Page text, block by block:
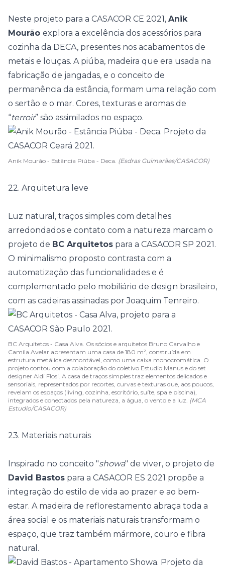
Neste projeto para a CASACOR CE 2021, Anik
Mourão explora a excelência dos acessórios para
cozinha da DECA, presentes nos acabamentos de
metais e louças. A piúba, madeira que era usada na
fabricação de jangadas, e o conceito de
permanência da estância, formam uma relação com
o sertão e o mar. Cores, texturas e aromas de
“terroir” são assimilados no espaço.
Anik Mourão - Estância Piúba - Deca. (Esdras Guimarães/CASACOR)
22. Arquitetura leve
Luz natural, traços simples com detalhes
arredondados e contato com a natureza marcam o
projeto de BC Arquitetos para a CASACOR SP 2021.
O minimalismo proposto contrasta com a
automatização das funcionalidades e é
complementado pelo mobiliário de design brasileiro,
com as cadeiras assinadas por Joaquim Tenreiro.
BC Arquitetos - Casa Alva. Os sócios e arquitetos Bruno Carvalho e
Camila Avelar apresentam uma casa de 180 m², construída em
estrutura metálica desmontável, como uma caixa monocromática. O
projeto contou com a colaboração do coletivo Estudio Manus e do set
designer Aldi Flosi. A casa de traços simples traz elementos delicados e
sensoriais, representados por recortes, curvas e texturas que, aos poucos,
revelam os espaços (living, cozinha, escritório, suíte, spa e piscina),
integrados e conectados pela natureza, a água, o vento e a luz. (MCA
Estudio/CASACOR)
23. Materiais naturais
Inspirado no conceito "showa" de viver, o projeto de
David Bastos para a CASACOR ES 2021 propõe a
integração do estilo de vida ao prazer e ao bem-
estar. A madeira de reflorestamento abraça toda a
área social e os materiais naturais transformam o
espaço, que traz também mármore, couro e fibra
natural.